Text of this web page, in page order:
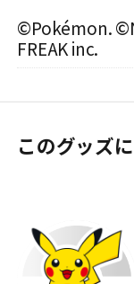
©Pokémon.
FREAK inc.
このグッズ